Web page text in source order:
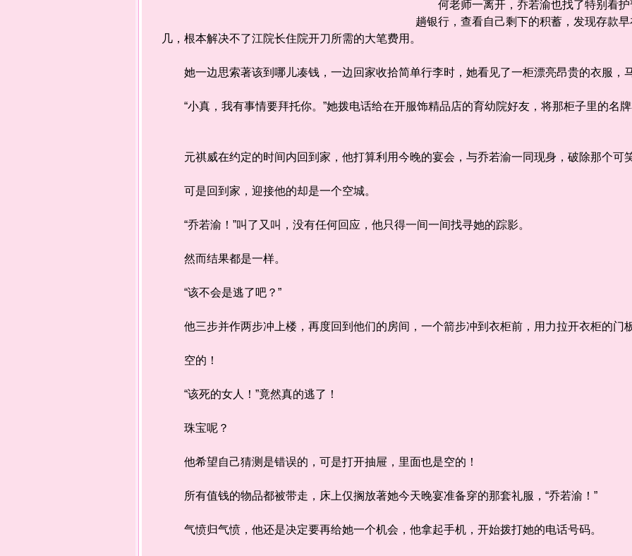
何老师一离开，乔若渝也找了特别看护
趟银行，查看自己剩下的积蓄，发现存款
几，根本解决不了江院长住院开刀所需的大笔费用。
她一边思索著该到哪儿凑钱，一边回家收拾简单行李时，她看见了一柜漂亮昂贵的衣服，
“小真，我有事情要拜托你。”她拨电话给在开服饰精品店的育幼院好友，将那柜子里的名
元祺威在约定的时间内回到家，他打算利用今晚的宴会，与乔若渝一同现身，破除那个可
可是回到家，迎接他的却是一个空城。
“乔若渝！”叫了又叫，没有任何回应，他只得一间一间找寻她的踪影。
然而结果都是一样。
“该不会是逃了吧？”
他三步并作两步冲上楼，再度回到他们的房间，一个箭步冲到衣柜前，用力拉开衣柜的门
空的！
“该死的女人！”竟然真的逃了！
珠宝呢？
他希望自己猜测是错误的，可是打开抽屉，里面也是空的！
所有值钱的物品都被带走，床上仅搁放著她今天晚宴准备穿的那套礼服，“乔若渝！”
气愤归气愤，他还是决定要再给她一个机会，他拿起手机，开始拨打她的电话号码。